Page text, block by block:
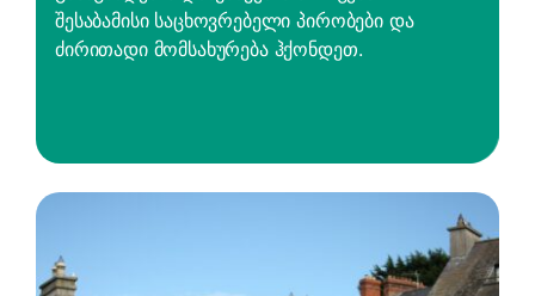
შესაბამისი საცხოვრებელი პირობები და
ძირითადი მომსახურება ჰქონდეთ.